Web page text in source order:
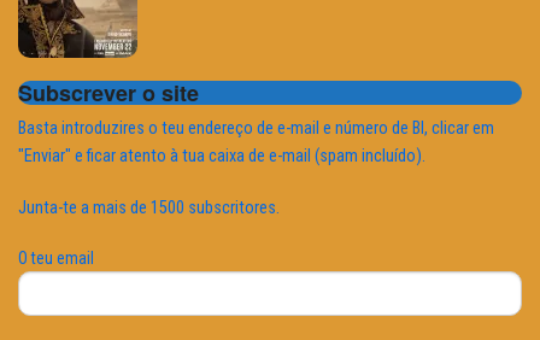
Subscrever o site
Basta introduzires o teu endereço de e-mail e número de BI, clicar em
"Enviar" e ficar atento à tua caixa de e-mail (spam incluído).
Junta-te a mais de 1500 subscritores.
O teu email